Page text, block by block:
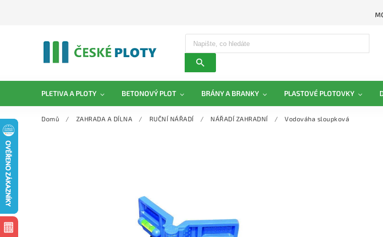
PLETIVA A PLOTY BETONOVÝ PLOT BRÁNY A BRANKY PLASTOVÉ PLOTOVKY
Domů / ZAHRADA A DÍLNA / RUČNÍ NÁŘADÍ / NÁŘADÍ ZAHRADNÍ / Vodováha sloupková